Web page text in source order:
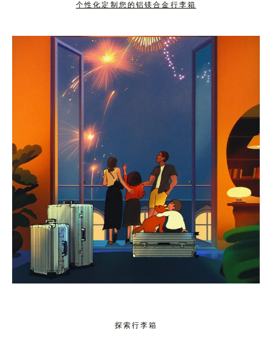
下
击
按
钮
取
消
静
个性化定制您的铝镁合金行李箱
探索行李箱